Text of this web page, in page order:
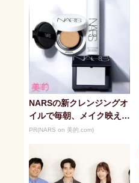
NARSの新クレンジングオ
イルで毎朝、メイク映えす
る潤い美肌へ
PR(NARS on 美的.com)